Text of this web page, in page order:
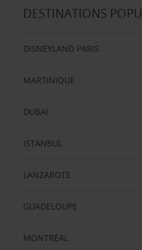
DESTINATIONS
DISNEYLAND PARIS
MARTINIQUE
DUBAÏ
ISTANBUL
LANZAROTE
GUADELOUPE
MONTRÉAL